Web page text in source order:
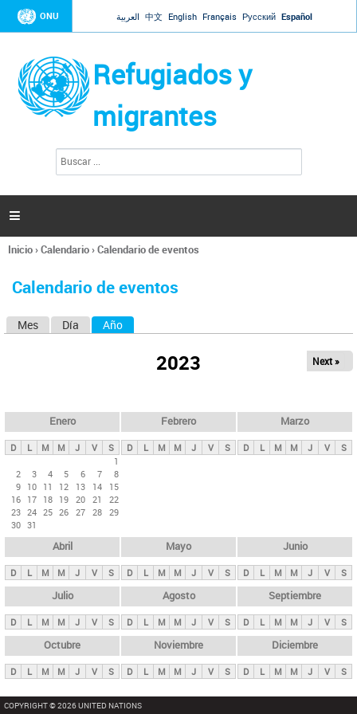
Jump to navigation
ONU العربية 中文 English Français Русский Español
Refugiados y
migrantes
l
d
s

Se
usted
Inicio›Calendario›Calendario de eventos
Calendario de eventos
s
p
n
c
i
p
l
e
s
Mes Día Año
2023 Next »
Enero
D L M M J V
S
1
2
3 4 5 6 7
8
9 10 11 12 13 14
15
16 17 18 19 20 21
22
23 24 25 26 27 28 29
30 31
Febrero
D L M M J V S
Marzo
D L M M J V S
Abril
D L M M J V S
Mayo
D L M M J V S
Junio
D L M M J V S
Julio
D L M M J V S
Agosto
D L M M J V S
Septiembre
D L M M J V S
Octubre
D L M M J V S
Noviembre
D L M M J V S
Diciembre
D L M M J V S
COPYRIGHT © 2026 UNITED NATIONS